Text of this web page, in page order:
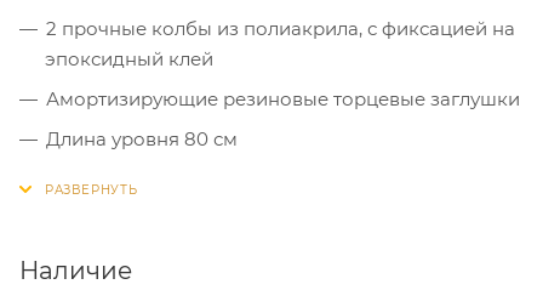
2 прочные колбы из полиакрила, с фиксацией на
эпоксидный клей
Амортизирующие резиновые торцевые заглушки
Длина уровня 80 см
Наличие